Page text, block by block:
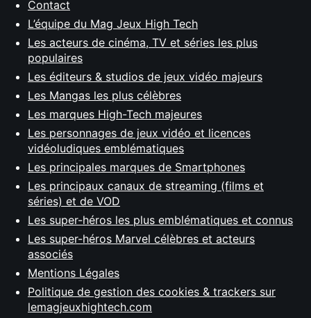
Contact
L’équipe du Mag Jeux High Tech
Les acteurs de cinéma, TV et séries les plus
populaires
Les éditeurs & studios de jeux vidéo majeurs
Les Mangas les plus célèbres
Les marques High-Tech majeures
Les personnages de jeux vidéo et licences
vidéoludiques emblématiques
Les principales marques de Smartphones
Les principaux canaux de streaming (films et
séries) et de VOD
Les super-héros les plus emblématiques et connus
Les super-héros Marvel célèbres et acteurs
associés
Mentions Légales
Politique de gestion des cookies & trackers sur
lemagjeuxhightech.com